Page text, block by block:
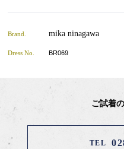
Brand. mika ninagawa
Dress No. BR069
ご試着
TEL